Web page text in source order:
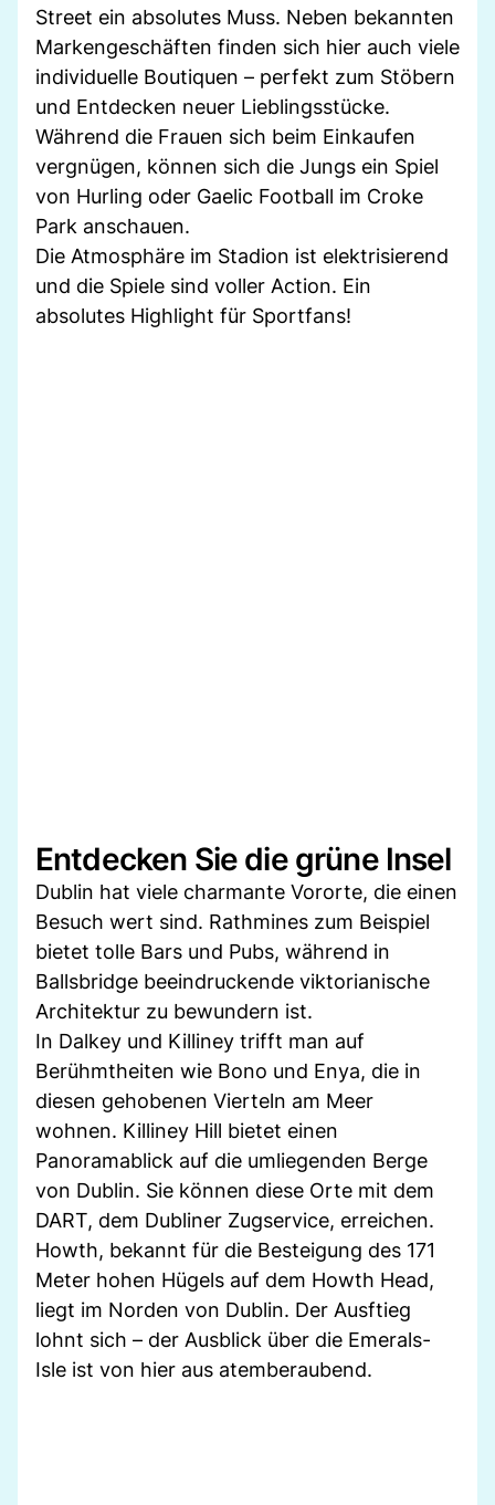
Street ein absolutes Muss. Neben bekannten
Markengeschäften finden sich hier auch viele
individuelle Boutiquen – perfekt zum Stöbern
und Entdecken neuer Lieblingsstücke.
Während die Frauen sich beim Einkaufen
vergnügen, können sich die Jungs ein Spiel
von Hurling oder Gaelic Football im Croke
Park anschauen.
Die Atmosphäre im Stadion ist elektrisierend
und die Spiele sind voller Action. Ein
absolutes Highlight für Sportfans!
Entdecken Sie die grüne Insel
Dublin hat viele charmante Vororte, die einen
Besuch wert sind. Rathmines zum Beispiel
bietet tolle Bars und Pubs, während in
Ballsbridge beeindruckende viktorianische
Architektur zu bewundern ist.
In Dalkey und Killiney trifft man auf
Berühmtheiten wie Bono und Enya, die in
diesen gehobenen Vierteln am Meer
wohnen. Killiney Hill bietet einen
Panoramablick auf die umliegenden Berge
von Dublin. Sie können diese Orte mit dem
DART, dem Dubliner Zugservice, erreichen.
Howth, bekannt für die Besteigung des 171
Meter hohen Hügels auf dem Howth Head,
liegt im Norden von Dublin. Der Ausftieg
lohnt sich – der Ausblick über die Emerals-
Isle ist von hier aus atemberaubend.